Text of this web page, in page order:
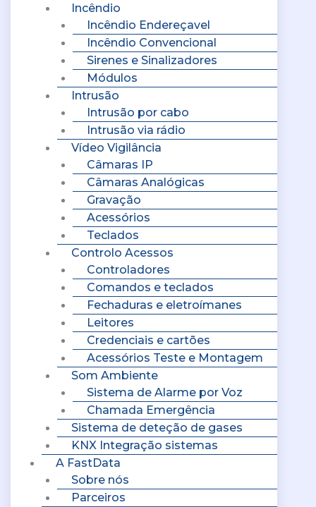
Incêndio
Incêndio Endereçavel
Incêndio Convencional
Sirenes e Sinalizadores
Módulos
Intrusão
Intrusão por cabo
Intrusão via rádio
Vídeo Vigilância
Câmaras IP
Câmaras Analógicas
Gravação
Acessórios
Teclados
Controlo Acessos
Controladores
Comandos e teclados
Fechaduras e eletroímanes
Leitores
Credenciais e cartões
Acessórios Teste e Montagem
Som Ambiente
Sistema de Alarme por Voz
Chamada Emergência
Sistema de deteção de gases
KNX Integração sistemas
A FastData
Sobre nós
Parceiros